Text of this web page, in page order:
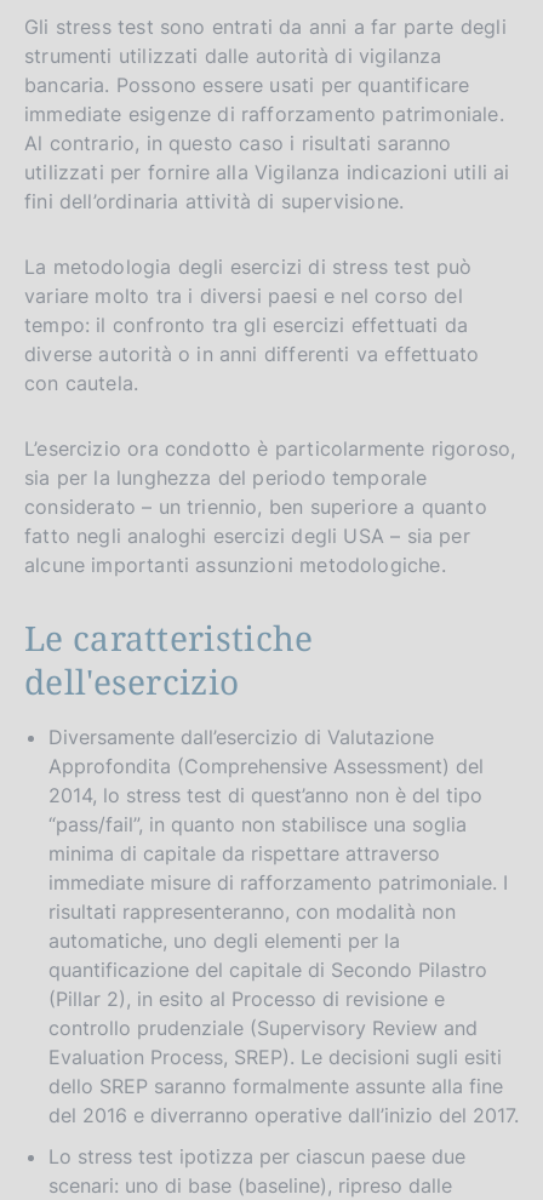
Gli stress test sono entrati da anni a far parte degli
strumenti utilizzati dalle autorità di vigilanza
bancaria. Possono essere usati per quantificare
immediate esigenze di rafforzamento patrimoniale.
Al contrario, in questo caso i risultati saranno
utilizzati per fornire alla Vigilanza indicazioni utili ai
fini dell’ordinaria attività di supervisione.
La metodologia degli esercizi di stress test può
variare molto tra i diversi paesi e nel corso del
tempo: il confronto tra gli esercizi effettuati da
diverse autorità o in anni differenti va effettuato
con cautela.
L’esercizio ora condotto è particolarmente rigoroso,
sia per la lunghezza del periodo temporale
considerato – un triennio, ben superiore a quanto
fatto negli analoghi esercizi degli USA – sia per
alcune importanti assunzioni metodologiche.
Le caratteristiche
dell'esercizio
Diversamente dall’esercizio di Valutazione
Approfondita (Comprehensive Assessment) del
2014, lo stress test di quest’anno non è del tipo
“pass/fail”, in quanto non stabilisce una soglia
minima di capitale da rispettare attraverso
immediate misure di rafforzamento patrimoniale. I
risultati rappresenteranno, con modalità non
automatiche, uno degli elementi per la
quantificazione del capitale di Secondo Pilastro
(Pillar 2), in esito al Processo di revisione e
controllo prudenziale (Supervisory Review and
Evaluation Process, SREP). Le decisioni sugli esiti
dello SREP saranno formalmente assunte alla fine
del 2016 e diverranno operative dall’inizio del 2017.
Lo stress test ipotizza per ciascun paese due
scenari: uno di base (baseline), ripreso dalle